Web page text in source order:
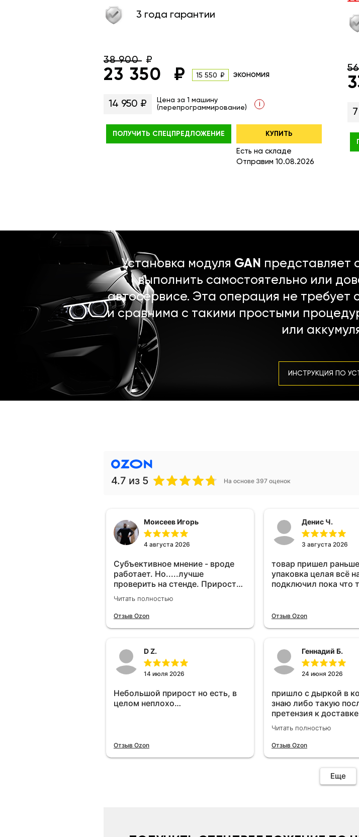
3 года гарантии
38 900
23 350 15 550 экономия
14 950 ₽
Цена за 1 машину
(перепрограммирование)
i
ПОЛУЧИТЬ СПЕЦПРЕДЛОЖЕНИЕ КУПИТЬ
Есть на складе
Отправим 10.08.2026
Установка модуля GAN представляет
выполнить самостоятельно или
автосервисе. Эта операция не требует
и сравнима с такими простыми
или
ИНСТРУКЦИЯ ПО
4.7 из 5 На основе 397 оценок
Моисеев Игорь
4 августа 2026
Субъективное мнение - вроде
работает. Но.....лучше
проверить на стенде. Прирост
10-12% "на глаз" уловить очень
сложно. Покатаюсь, потом
отключу и посмотрю, что будет
Читать полностью
Отзыв Ozon
Денис Ч.
3 августа 2026
товар пришел
упаковка целая всё
подключил пока что
Отзыв Ozon
D Z.
14 июля 2026
Небольшой прирост но есть, в
целом неплохо…
Отзыв Ozon
Геннадий Б.
24 июня 2026
пришло с дыркой в
знаю либо такую
претензия к
вроде всё цело. С
установить не
знаю может интернет
отзыв.Дополняю отзыв
установки
устройства
Читать полностью
Отзыв Ozon
Еще